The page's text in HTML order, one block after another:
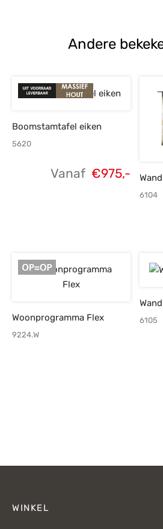
Andere
Boomstamtafel eiken
5620
Vanaf €975,-
6104
Woonprogramma Flex
9224.W
6105
WINKEL